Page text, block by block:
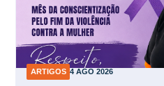
ARTIGOS 4 AGO 2026
Agosto Lilás – uma